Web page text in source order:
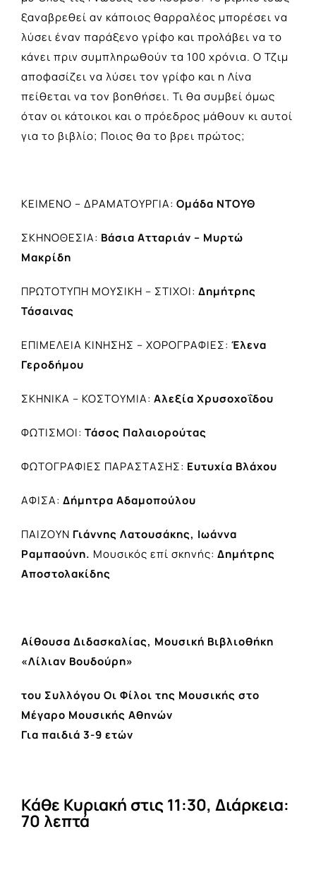
ξαναβρεθεί αν κάποιος θαρραλέος μπορέσει να
λύσει έναν παράξενο γρίφο και προλάβει να το
κάνει πριν συμπληρωθούν τα 100 χρόνια. Ο Τζιμ
αποφασίζει να λύσει τον γρίφο και η Λίνα
πείθεται να τον βοηθήσει. Τι θα συμβεί όμως
όταν οι κάτοικοι και ο πρόεδρος μάθουν κι αυτοί
για το βιβλίο; Ποιος θα το βρει πρώτος;
ΚΕΙΜΕΝΟ – ΔΡΑΜΑΤΟΥΡΓΙΑ: Ομάδα ΝΤΟΥΘ
ΣΚΗΝΟΘΕΣΙΑ: Βάσια Ατταριάν – Μυρτώ
Μακρίδη
ΠΡΩΤΟΤΥΠΗ ΜΟΥΣΙΚΗ – ΣΤΙΧΟΙ: Δημήτρης
Τάσαινας
ΕΠΙΜΕΛΕΙΑ ΚΙΝΗΣΗΣ – ΧΟΡΟΓΡΑΦΙΕΣ: Έλενα
Γεροδήμου
ΣΚΗΝΙΚΑ – ΚΟΣΤΟΥΜΙΑ: Αλεξία Χρυσοχοΐδου
ΦΩΤΙΣΜΟΙ: Τάσος Παλαιορούτας
ΦΩΤΟΓΡΑΦΙΕΣ ΠΑΡΑΣΤΑΣΗΣ: Ευτυχία Βλάχου
ΑΦΙΣΑ: Δήμητρα Αδαμοπούλου
ΠΑΙΖΟΥΝ Γιάννης Λατουσάκης, Ιωάννα
Ραμπαούνη. Μουσικός επί σκηνής: Δημήτρης
Αποστολακίδης
Αίθουσα Διδασκαλίας, Μουσική Βιβλιοθήκη
«Λίλιαν Βουδούρη»
του Συλλόγου Οι Φίλοι της Μουσικής στο
Μέγαρο Μουσικής Αθηνών
Για παιδιά 3-9 ετών
Κάθε Κυριακή στις 11:30, Διάρκεια:
70 λεπτά